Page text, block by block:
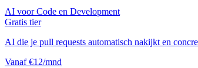
AI voor Code en Development
Gratis tier
AI die je pull requests automatisch nakijkt en
Vanaf €12/mnd